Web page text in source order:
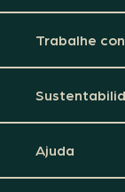
Trabalhe
Ajuda